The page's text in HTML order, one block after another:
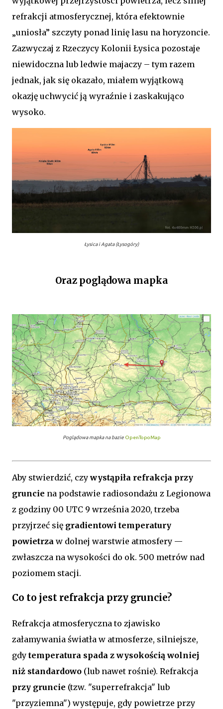
refrakcji atmosferycznej, która efektownie
„uniosła” szczyty ponad linię lasu na horyzoncie.
Zazwyczaj z Rzeczycy Kolonii Łysica pozostaje
niewidoczna lub ledwie majaczy – tym razem
jednak, jak się okazało, miałem wyjątkową
okazję uchwycić ją wyraźnie i zaskakująco
wysoko.
Łysica i Agata (Łysogóry)
Oraz poglądowa mapka
Poglądowa mapka na bazie OpenTopoMap
Aby stwierdzić, czywystąpiła refrakcja przy
gruncie na podstawie radiosondażu z Legionowa
z godziny 00 UTC 9 września 2020, trzeba
przyjrzeć się gradientowi temperatury
powietrza w dolnej warstwie atmosfery —
zwłaszcza na wysokości do ok. 500 metrów nad
poziomem stacji.
Co to jest refrakcja przy gruncie?
Refrakcja atmosferyczna to zjawisko
załamywania światła w atmosferze, silniejsze,
gdy temperatura spada z wysokością wolniej
niż standardowo (lub nawet rośnie). Refrakcja
przy gruncie (tzw. "superrefrakcja" lub
"przyziemna") występuje, gdy powietrze przy